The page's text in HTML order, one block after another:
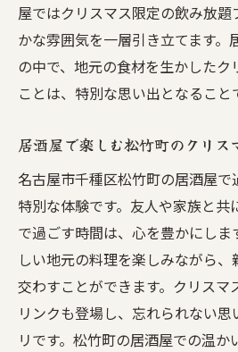
屋ではクリスマス限定の飲み放題
かな雰囲気を一層引き立てます。
の中で、地元の食材を生かした
ことは、特別な思い出となること
居酒屋で楽しむ松竹町のクリス
名古屋市千種区松竹町の居酒屋で
特別な体験です。友人や家族と共
で過ごす時間は、心を豊かにしま
しい地元の料理を楽しみながら
交わすことができます。クリスマ
リンクも登場し、忘れられない
リです。松竹町の居酒屋での温